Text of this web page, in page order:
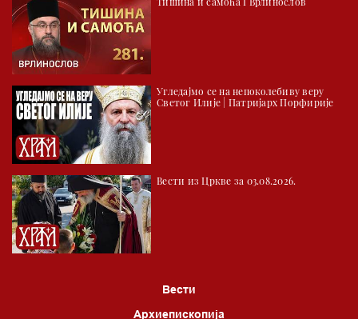
03.03 Палета културног наслеђа
04.00 Час историје
05.30 Храм културе
06.00 Црквена предавања и трибине
*најважније вести емитујемо на сваки пун сат
Угледајмо се на непоколебиву веру
Светог Илије | Патријарх Порфирије
Вести из Цркве за 03.08.2026.
Вести
Архиепископија